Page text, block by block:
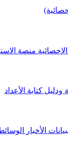
منصة
ودليل كتابة الأعداد
الأخبار